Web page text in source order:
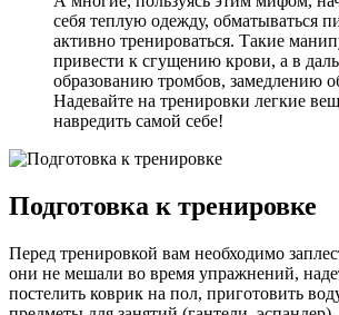
себя теплую одежду, обматываться
активно тренироваться. Такие
привести к сгущению крови, а в
образованию тромбов, замедлению
Надевайте на тренировки легкие
навредить самой себе!
Подготовка к тренировке
Перед тренировкой вам необходимо
они не мешали во время упражнений,
постелить коврик на пол, приготовить